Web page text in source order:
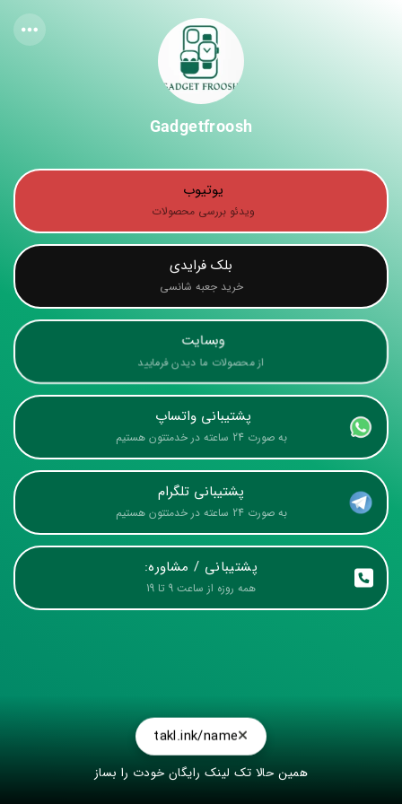
Gadgetfroosh
یوتیوب
ویدئو بررسی محصولات
بلک فرایدی
خرید جعبه شانسی
وبسایت
از محصولات ما دیدن فرمایید
پشتیبانی واتساپ
به صورت 24 ساعته در خدمتتون هستیم
پشتیبانی تلگرام
به صورت 24 ساعته در خدمتتون هستیم
پشتیبانی / مشاوره:
همه روزه از ساعت 9 تا 19
takl.ink/name
همین حالا تک لینک رایگان خودت را بساز